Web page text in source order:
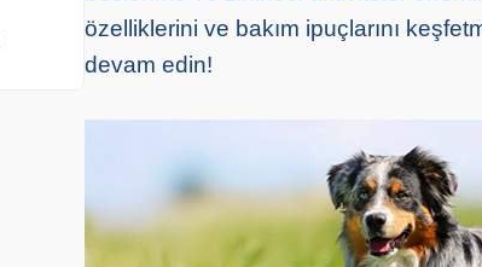
özelliklerini ve bakım ipuçlarını
devam edin!